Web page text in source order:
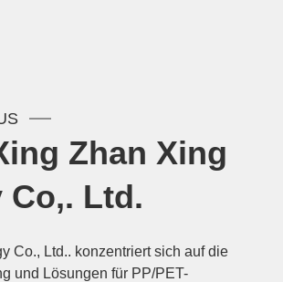
Zhan Xing
Co,. Ltd.
Co., Ltd.. konzentriert sich auf die
und Lösungen für PP/PET-